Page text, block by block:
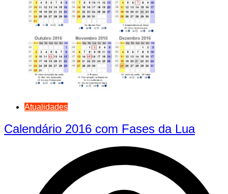
Atualidades
Calendário 2016 com Fases da Lua